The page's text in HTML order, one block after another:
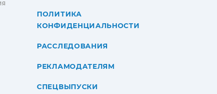
ПОЛИТИКА
КОНФИДЕНЦИАЛЬНОСТИ
РАССЛЕДОВАНИЯ
РЕКЛАМОДАТЕЛЯМ
СПЕЦВЫПУСКИ